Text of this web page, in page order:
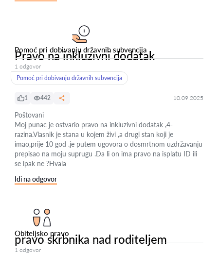
Pomoć pri dobivanju državnih subvencija
Pravo na inkluzivni dodatak
1 odgovor
Pomoć pri dobivanju državnih subvencija
1 442 10.09.2025
Poštovani
Moj punac je ostvario pravo na inkluzivni dodatak ,4-
razina.Vlasnik je stana u kojem živi ,a drugi stan koji je
imao,prije 10 god .je putem ugovora o dosmrtnom uzdržavanju
prepisao na moju suprugu .Da li on ima pravo na isplatu ID ili
se ipak ne ?Hvala
Idi na odgovor
Obiteljsko pravo
pravo skrbnika nad roditeljem
1 odgovor